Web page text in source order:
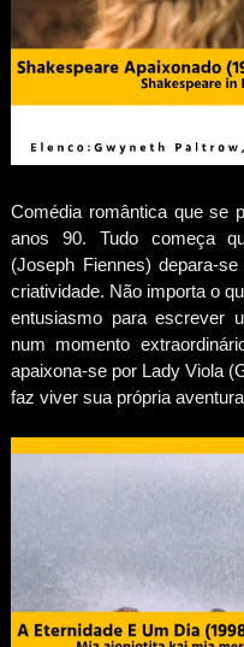
Comédia romântica que se
anos 90. Tudo começa
(Joseph Fiennes) depara-
criatividade. Não importa o
entusiasmo para escrever
num momento
apaixona-se por Lady Viola
faz viver sua própria